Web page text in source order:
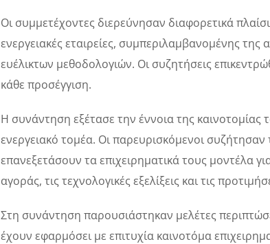
Οι συμμετέχοντες διερεύνησαν διαφορετικά
ενεργειακές εταιρείες, συμπεριλαμβανομένης της
ευέλικτων μεθοδολογιών. Οι συζητήσεις
κάθε προσέγγιση.
Η συνάντηση εξέτασε την έννοια της καινοτομίας
ενεργειακό τομέα. Οι παρευρισκόμενοι
επανεξετάσουν τα επιχειρηματικά τους μοντέλα
αγοράς, τις τεχνολογικές εξελίξεις και τις
Στη συνάντηση παρουσιάστηκαν μελέτες
έχουν εφαρμόσει με επιτυχία καινοτόμα